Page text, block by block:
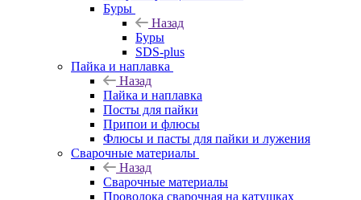
Буры
Назад
Буры
SDS-plus
Пайка и наплавка
Назад
Пайка и наплавка
Посты для пайки
Припои и флюсы
Флюсы и пасты для пайки и лужения
Сварочные материалы
Назад
Сварочные материалы
Проволока сварочная на катушках